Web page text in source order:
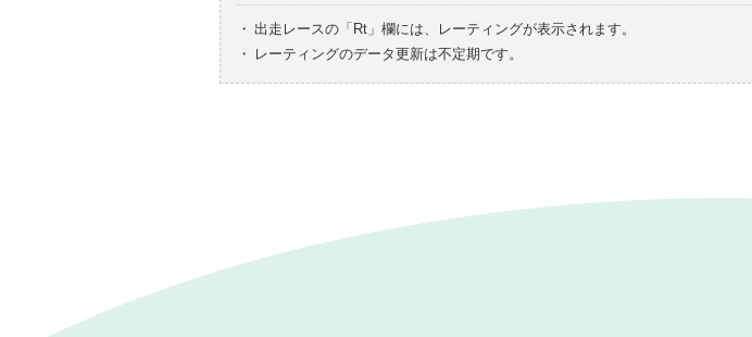
・ 出走レースの「Rt」欄には、レーティングが表示されます。
・
レーティングのデータ更新は不定期です。